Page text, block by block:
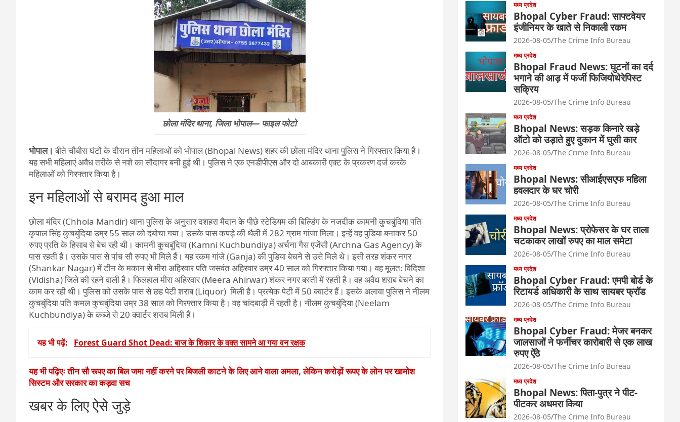
छोला मंदिर थाना, जिला भोपाल— फाइल फोटो
भोपाल। बीते चौबीस घंटों के दौरान तीन महिलाओं को भोपाल (Bhopal News) शहर की छोला मंदिर थाना पुलिस ने गिरफ्तार किया है।
यह सभी महिलाएं अवैध तरीके से नशे का सौदागर बनी हुई थी। पुलिस ने एक एनडीपीएस और दो आबकारी एक्ट के प्रकरण दर्ज करके
महिलाओं को गिरफ्तार किया है।
इन महिलाओं से बरामद हुआ माल
छोला मंदिर (Chhola Mandir) थाना पुलिस के अनुसार दशहरा मैदान के पीछे स्टेडियम की बिल्डिंग के नजदीक कामनी कुचबुंदिया पति
कृपाल सिंह कुचबुंदिया उम्र 55 साल को दबोचा गया। उसके पास कपड़े की थैली में 282 ग्राम गांजा मिला। इन्हें वह पुडिया बनाकर 50
रुपए प्रति के हिसाब से बेच रही थी। कामनी कुचबुंदिया (Kamni Kuchbundiya) अर्चना गैस एजेंसी (Archna Gas Agency) के
पास रहती है। उसके पास से पांच सौ रुपए भी मिले हैं। यह रकम गांजे (Ganja) की पुडिया बेचने से उसे मिले थे। इसी तरह शंकर नगर
(Shankar Nagar) में टीन के मकान से मीरा अहिरवार पति जसवंत अहिरवार उम्र 40 साल को गिरफ्तार किया गया। वह मूलत: विदिशा
(Vidisha) जिले की रहने वाली है। फिलहाल मीरा अहिरवार (Meera Ahirwar) शंकर नगर बस्ती में रहती है। वह अवैध शराब बेचने का
काम कर रही थी। पुलिस को उसके पास से छह पेटी शराब (Liquor) मिली है। प्रत्येक पेटी में 50 क्वार्टर हैं। इसके अलावा पुलिस ने नीलम
कुचबुंदिया पति कमल कुचबुंदिया उम्र 38 साल को गिरफ्तार किया है। वह चांदबाड़ी में रहती है। नीलम कुचबुंदिया (Neelam
Kuchbundiya) के कब्जे से 20 क्वार्टर शराब मिली हैं।
यह भी पढ़ें: Forest Guard Shot Dead: बाज के शिकार के वक्त सामने आ गया वन रक्षक
यह भी पढ़िएः तीन सौ रूपए का बिल जमा नहीं करने पर बिजली काटने के लिए आने वाला अमला, लेकिन करोड़ों रूपए के लोन पर खामोश
सिस्टम और सरकार का कड़वा सच
खबर के लिए ऐसे जुड़े
मध्य प्रदेश
Bhopal Cyber Fraud: साफ्टवेयर
इंजीनियर के खाते से निकाली रकम
2026-08-05 The Crime Info Bureau
मध्य प्रदेश
Bhopal Fraud News: घुटनों का दर्द
भगाने की आड़ में फर्जी फिजियोथेरेपिस्ट
सक्रिय
2026-08-05 The Crime Info Bureau
मध्य प्रदेश
Bhopal News: सड़क किनारे खड़े
ऑटो को उड़ाते हुए दुकान में घुसी कार
2026-08-05 The Crime Info Bureau
मध्य प्रदेश
Bhopal News: सीआईएसएफ महिला
हवलदार के घर चोरी
2026-08-05 The Crime Info Bureau
मध्य प्रदेश
Bhopal News: प्रोफेसर के घर ताला
चटकाकर लाखों रुपए का माल समेटा
2026-08-05 The Crime Info Bureau
मध्य प्रदेश
Bhopal Cyber Fraud: एमपी बोर्ड के
रिटायर्ड अधिकारी के साथ सायबर फ्रॉड
2026-08-05 The Crime Info Bureau
मध्य प्रदेश
Bhopal Cyber Fraud: मेजर बनकर
जालसाजों ने फर्नीचर कारोबारी से एक लाख
रुपए ऐंठे
2026-08-05 The Crime Info Bureau
मध्य प्रदेश
Bhopal News: पिता-पुत्र ने पीट-
पीटकर अधमरा किया
2026-08-05 The Crime Info Bureau